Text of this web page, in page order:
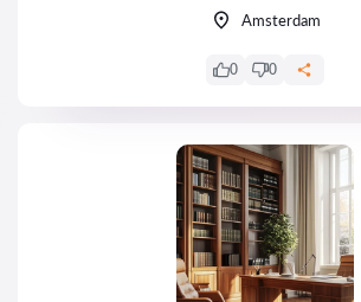
Amsterdam
0 0